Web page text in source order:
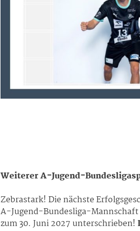
Weiterer A-Jugend-
Zebrastark! Die nächste
A-Jugend-Bundesliga-
zum 30. Juni 2027 unterschrieben!